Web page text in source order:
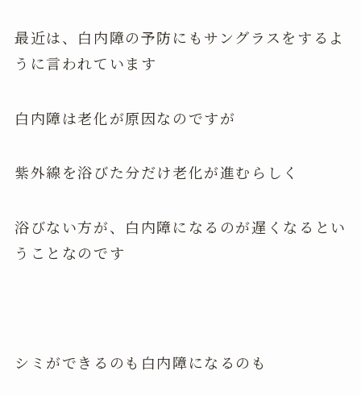
最近は、白内障の予防にもサングラスをするよ
うに言われています
白内障は老化が原因なのですが
紫外線を浴びた分だけ老化が進むらしく
浴びない方が、白内障になるのが遅くなるとい
うことなのです
シミができるのも白内障になるのも